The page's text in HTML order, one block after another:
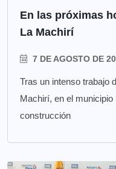
En las próximas
La Machirí
7 DE AGOSTO DE
Tras un intenso trabajo
Machirí, en el
construcción